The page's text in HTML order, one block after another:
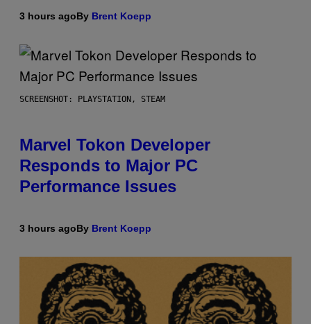
3 hours agoBy Brent Koepp
SCREENSHOT: PLAYSTATION, STEAM
Marvel Tokon Developer
Responds to Major PC
Performance Issues
3 hours agoBy Brent Koepp